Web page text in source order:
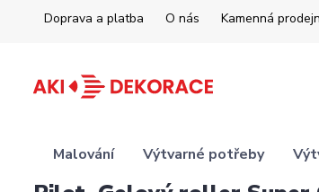
Doprava a platba O nás Kamenná
Malování Výtvarné potřeby